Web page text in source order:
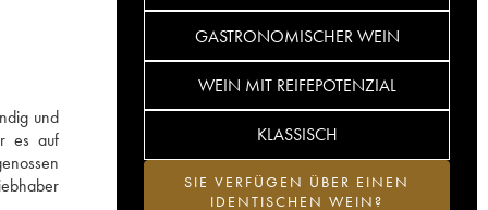
und
es auf
GASTRONOMISCHER WEIN
WEIN MIT REIFEPOTENZIAL
KLASSISCH
SIE VERFÜGEN ÜBER EINEN
IDENTISCHEN WEIN?